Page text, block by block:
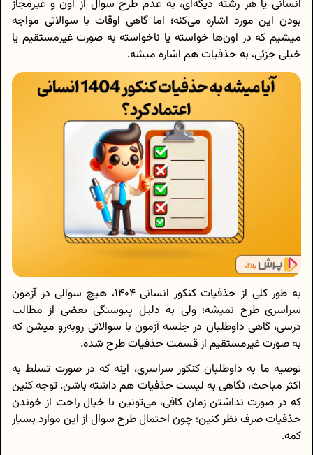
انسانی یا هر رشته دیگه‌ای، به عدم طرح سوال از اون و غیرمجاز
بودن این مورد اشاره می‌کنه؛ اما گاهی اوقات با سوالاتی مواجه
میشیم که در اون‌ها خواسته یا ناخواسته به صورت غیرمستقیم یا
خیلی جزئی، به حذفیات هم اشاره میشه.
به طور کلی از حذفیات کنکور انسانی 1404، هیچ سوالی در آزمون
سراسری طرح نمیشه؛ ولی به دلیل پیوستگی بعضی از مطالب
درسی، گاهی داوطلبان در جلسه آزمون با سوالاتی روبه‌رو میشن که
به صورت غیرمستقیم از قسمت حذفیات طرح شده.
توصیه ما به داوطلبان کنکور سراسری، اینه که در صورت تسلط به
اکثر مباحث، نگاهی به لیست حذفیات هم داشته باشن. توجه کنین
که در صورت نداشتن زمان کافی، می‌تونین با خیال راحت از خوندن
حذفیات صرف نظر کنین؛ چون احتمال طرح سوال از این موارد بسیار
کمه.